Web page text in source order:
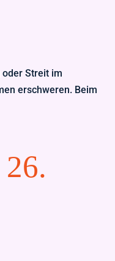
Streit im
erschweren. Beim